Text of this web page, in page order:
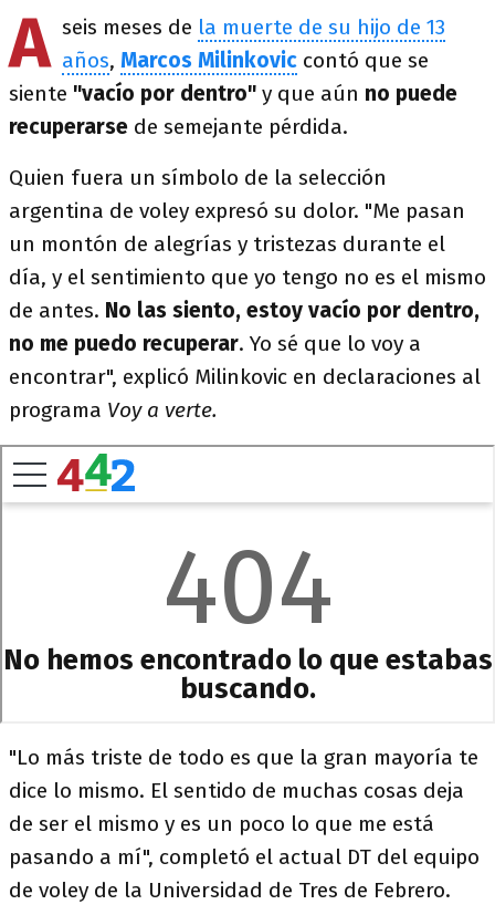
A seis meses de la muerte de su hijo de 13
años, Marcos Milinkovic contó que se
siente "vacío por dentro" y que aún no puede
recuperarse de semejante pérdida.
Quien fuera un símbolo de la selección
argentina de voley expresó su dolor. "Me pasan
un montón de alegrías y tristezas durante el
día, y el sentimiento que yo tengo no es el mismo
de antes. No las siento, estoy vacío por dentro,
no me puedo recuperar. Yo sé que lo voy a
encontrar", explicó Milinkovic en declaraciones al
programa Voy a verte.
"Lo más triste de todo es que la gran mayoría te
dice lo mismo. El sentido de muchas cosas deja
de ser el mismo y es un poco lo que me está
pasando a mí", completó el actual DT del equipo
de voley de la Universidad de Tres de Febrero.